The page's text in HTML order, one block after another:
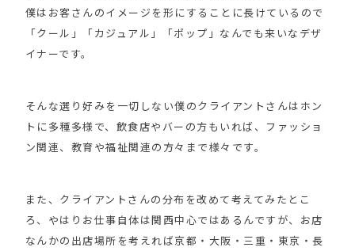
僕はお客さんのイメージを形にすることに長けているので
「クール」「カジュアル」「ポップ」なんでも来いなデザ
イナーです。
そんな選り好みを一切しない僕のクライアントさんはホン
トに多種多様で、飲食店やバーの方もいれば、ファッショ
ン関連、教育や福祉関連の方々まで様々です。
また、クライアントさんの分布を改めて考えてみたとこ
ろ、やはりお仕事自体は関西中心ではあるんですが、お店
なんかの出店場所を考えれば京都・大阪・三重・東京・長